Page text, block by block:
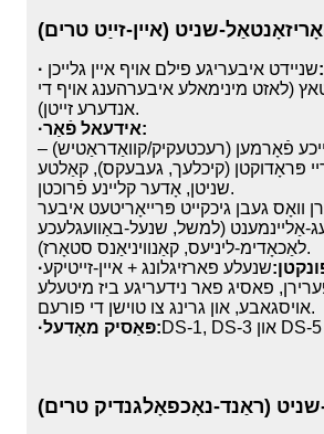
שניט (איין-זייַט טרים)
שניידט איבעריגע פילם אויף איין גלייכן
(לאזט מינימאלע איבערהענג אויף די
אנדערע זייטן).
·אידעאל פֿאַר:
פֿאָרמען (רעכטעקיק/קוואַדראַטיש) –
פּראָדוקטן (קיכלעך, געבעקס), קאַלטע
שניטן, אָדער קליינע פֿרוכטן.
וואָס געבן גיכקייט פּרייאָריטעט איבער
אַליינמענט (למשל, שנעל-באַוועגלעכע
לאַכאָדימ-ליניעס, קאַנוויניאַנס סטאָרז).
שנעלע פארזיגלונג + איין-זייטיקע
פאסיג פאר נידעריגע ביז מיטעלע
אויסגאבע, און גרינג צו טוישן די פורעם.
·פּאַסיק מאָדעל:
DS-1, DS-3 און DS-5
שניט (ראַנד-נאָכפאָלגנדיק טרים)